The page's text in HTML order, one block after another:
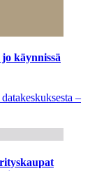
käynnissä
–